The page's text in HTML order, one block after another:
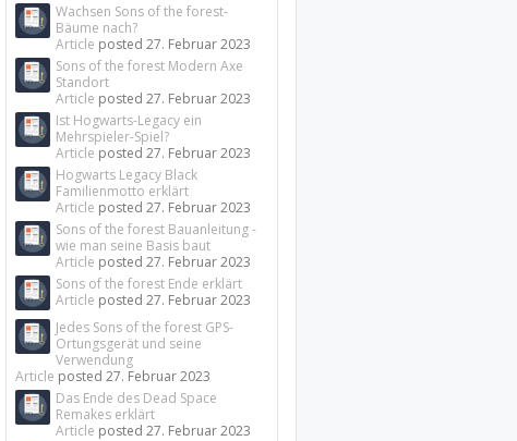
Wachsen Sons of the forest-
Bäume nach?
Article posted27. Februar 2023
Sons of the forest Modern Axe
Standort
Article posted27. Februar 2023
Ist Hogwarts-Legacy ein
Mehrspieler-Spiel?
Article posted27. Februar 2023
Hogwarts Legacy Black
Familienmotto erklärt
Article posted27. Februar 2023
Sons of the forest Bauanleitung -
wie man seine Basis baut
Article posted27. Februar 2023
Sons of the forest Ende erklärt
Article posted27. Februar 2023
Jedes Sons of the forest GPS-
Ortungsgerät und seine
Verwendung
Article posted27. Februar 2023
Das Ende des Dead Space
Remakes erklärt
Article posted27. Februar 2023